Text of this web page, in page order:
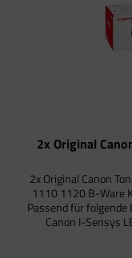
2x Original
2x Original Canon
1110 1120 B-Ware
Passend für
Canon I-Sensys